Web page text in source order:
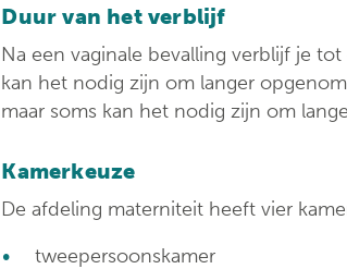
Duur van het verblijf
Na een vaginale bevalling verblijf je
kan het nodig zijn om langer
maar soms kan het nodig zijn om
Kamerkeuze
De afdeling materniteit heeft vier
tweepersoonskamer